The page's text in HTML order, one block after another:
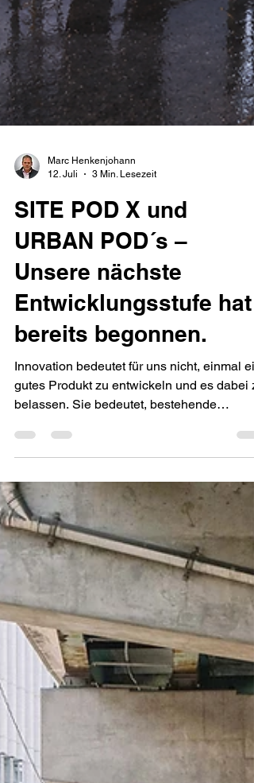
12. Juli
3 Min. Lesezeit
SITE POD X und
URBAN POD´s –
Unsere nächste
Entwicklungsstufe hat
bereits begonnen.
Innovation bedeutet für uns nicht, einmal ein
belassen. Sie bedeutet, bestehende
Lösungen kontinuierlich weiterzudenken,
Anforderungen des Marktes frühzeitig
aufzugreifen. Genau deshalb arbeiten wir
derzeit an der nächsten Entwicklungsstufe
unserer Modellreihen SITE POD X und
URBAN POD´s S, M und L. SITE POD X -
Unsere mobile Sanitärlösung für Baustellen
und temporäre Einsätze. Entwicklung mit
Foku